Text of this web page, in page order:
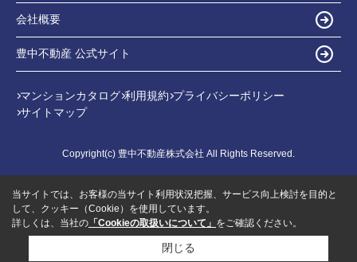
会社概要
豊中不動産 公式サイト
マンションカタログ 利用規約 プライバシーポリシー
サイトマップ
Copyright(c) 豊中不動産株式会社 All Rights Reserved.
当サイトでは、お客様の当サイト利用状況把握、サービス向上検討を目的と
して、クッキー（Cookie）を使用しています。
詳しくは、当社の 「Cookieの取扱いについて」 をご確認ください。
閉じる